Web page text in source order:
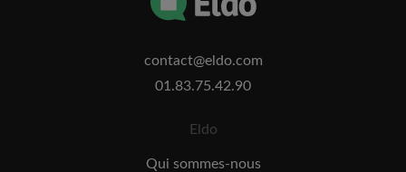
contact@eldo.com
01.83.75.42.90
Eldo
Qui sommes-nous